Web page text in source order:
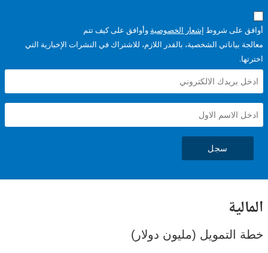
شروطإشعار الخصوصيةوأوافق على كيف تتم
الشخصية، بالقدر اللازم، للاشتراك في النشرات الإخبارية التي
(مليون دولار)